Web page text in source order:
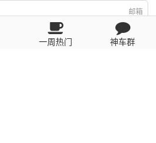
邮箱
一周热门 神车群